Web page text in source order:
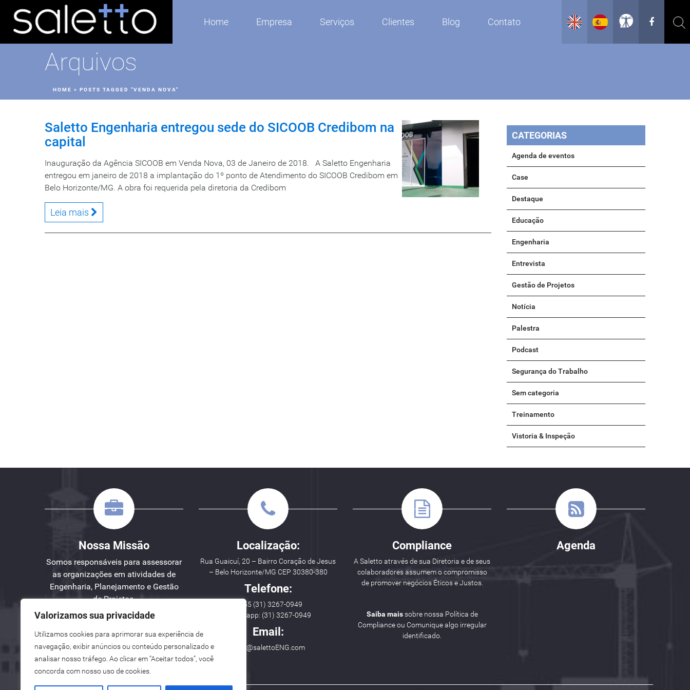
Valorizamos sua privacidade
Utilizamos cookies para aprimorar sua experiência de
navegação, exibir anúncios ou conteúdo personalizado e
analisar nosso tráfego. Ao clicar em “Aceitar todos”, você
concorda com nosso uso de cookies.
Home Empresa Serviços Clientes Blog Contato
Arquivos
HOME » POSTS TAGGED "VENDA NOVA"
Saletto Engenharia entregou sede do SICOOB Credibom na
capital
Inauguração da Agência SICOOB em Venda Nova, 03 de Janeiro de 2018. A Saletto Engenharia
entregou em janeiro de 2018 a implantação do 1º ponto de Atendimento do SICOOB Credibom em
Belo Horizonte/MG. A obra foi requerida pela diretoria da Credibom
Leia mais
CATEGORIAS
Agenda de eventos
Case
Destaque
Educação
Engenharia
Entrevista
Gestão de Projetos
Notícia
Palestra
Podcast
Segurança do Trabalho
Sem categoria
Treinamento
Vistoria & Inspeção
Nossa Missão
Somos responsáveis para assessorar
as organizações em atividades de
Engenharia, Planejamento e Gestão
de Projetos.
See here an English version for you.
Vea aquí una versión en español para ti.
Localização:
Rua Guaicuí, 20 – Bairro Coração de Jesus
– Belo Horizonte/MG CEP 30380-380
Telefone:
++ 55 (31) 3267-0949
Whatsapp: (31) 3267-0949
Email:
hello@salettoENG.com
Compliance
A Saletto através de sua Diretoria e de seus
colaboradores assumem o compromisso
de promover negócios Éticos e Justos.
Saiba maissobre nossa Política de
Compliance ou Comunique algo irregular
identificado.
Agenda